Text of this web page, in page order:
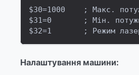
$30=1000    ; Макс.
$31=0       ; Мін.
$32=1       ; Режим
Налаштування машини: